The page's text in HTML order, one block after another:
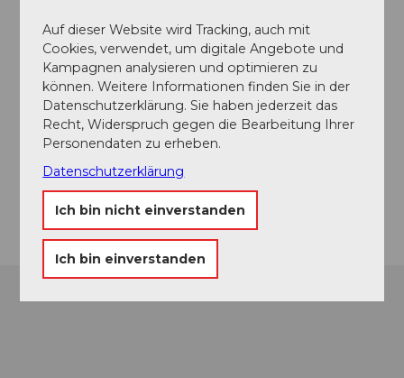
Kontaktdaten
eTukTuk Luzern GmbH
St. Karlistrasse 10
6004Luzern
info@etuk.ch
Website
Instagram
Anreise
Auf dieser Website wird Tracking, auch mit
Cookies, verwendet, um digitale Angebote und
Kampagnen analysieren und optimieren zu
können. Weitere Informationen finden Sie in der
Datenschutzerklärung. Sie haben jederzeit das
Recht, Widerspruch gegen die Bearbeitung Ihrer
Personendaten zu erheben.
Datenschutzerklärung
Ich bin nicht einverstanden
Ich bin einverstanden